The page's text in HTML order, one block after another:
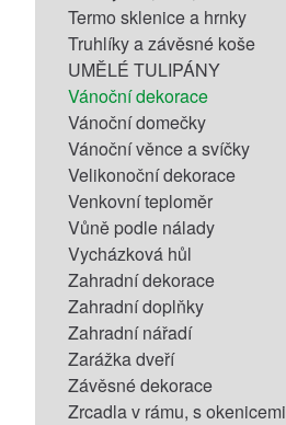
Termo sklenice a hrnky
Truhlíky a závěsné koše
UMĚLÉ TULIPÁNY
Vánoční dekorace
Vánoční domečky
Vánoční věnce a svíčky
Velikonoční dekorace
Venkovní teploměr
Vůně podle nálady
Vycházková hůl
Zahradní dekorace
Zahradní doplňky
Zahradní nářadí
Zarážka dveří
Závěsné dekorace
Zrcadla v rámu, s okenicemi